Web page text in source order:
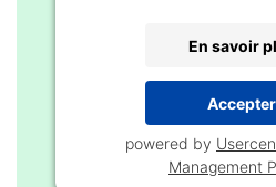
En savoir
Accepter
powered by
Management